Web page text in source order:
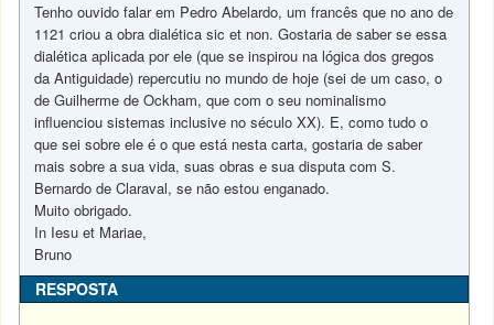
Tenho ouvido falar em Pedro Abelardo, um francês que no ano de
1121 criou a obra dialética sic et non. Gostaria de saber se essa
dialética aplicada por ele (que se inspirou na lógica dos gregos
da Antiguidade) repercutiu no mundo de hoje (sei de um caso, o
de Guilherme de Ockham, que com o seu nominalismo
influenciou sistemas inclusive no século XX). E, como tudo o
que sei sobre ele é o que está nesta carta, gostaria de saber
mais sobre a sua vida, suas obras e sua disputa com S.
Bernardo de Claraval, se não estou enganado.
Muito obrigado.
In Iesu et Mariae,
Bruno
RESPOSTA